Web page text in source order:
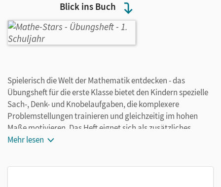
Blick ins Buch
Spielerisch die Welt der Mathematik entdecken - das
Übungsheft für die erste Klasse bietet den Kindern spezielle
Sach-, Denk- und Knobelaufgaben, die komplexere
Problemstellungen trainieren und gleichzeitig im hohen
Maße motivieren. Das Heft eignet sich als zusätzliches
Material im Unterricht, aber auch zum ergänzenden
Mehr lesen